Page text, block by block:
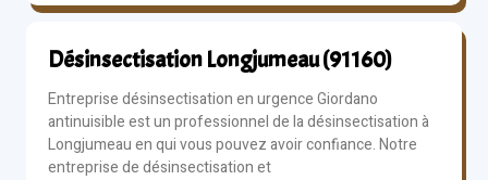
Désinsectisation Longjumeau (91160)
Entreprise désinsectisation en urgence Giordano
antinuisible est un professionnel de la désinsectisation à
Longjumeau en qui vous pouvez avoir confiance. Notre
entreprise de désinsectisation et